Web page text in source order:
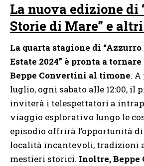
La nuova edizione di
Storie di Mare” e
La quarta stagione di
Estate 2024” è pronta a tornare
Beppe Convertini al timone.
luglio, ogni sabato alle 12:00, il
inviterà i telespettatori a
viaggio esplorativo lungo le
episodio offrirà l’opportunità
località incantevoli, tradizioni
mestieri storici. Inoltre,